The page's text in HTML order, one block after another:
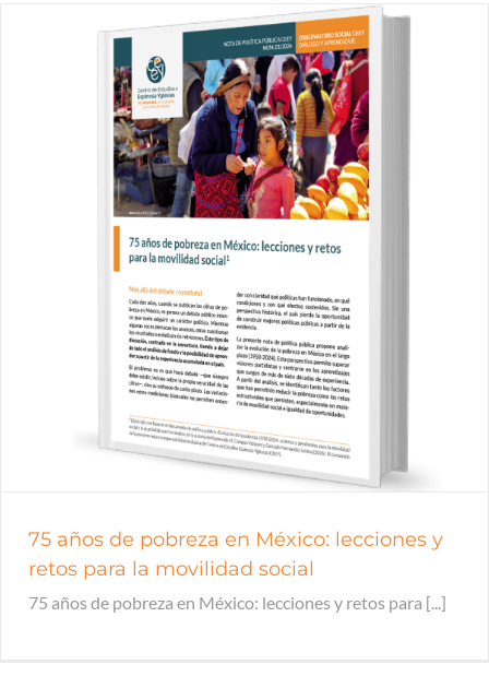
75 años de pobreza en México: lecciones y
retos para la movilidad social
75 años de pobreza en México: lecciones y retos para [...]